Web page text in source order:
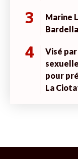
3
Marine
Bardella
4
Visé
pour
La